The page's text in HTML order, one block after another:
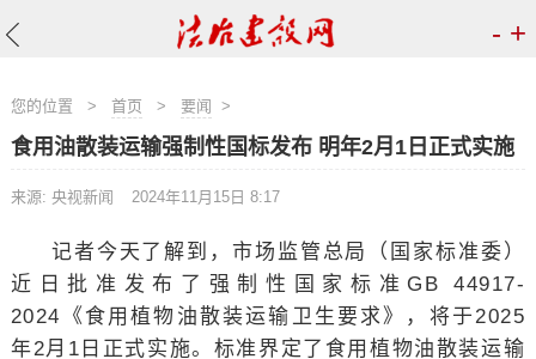
- +
您的位置 > 首页 > 要闻 >
食用油散装运输强制性国标发布 明年2月1日正式实施
来源: 央视新闻 2024年11月15日 8:17
记者今天了解到，市场监管总局（国家标准委）
近日批准发布了强制性国家标准GB 44917-
2024《食用植物油散装运输卫生要求》，将于2025
年2月1日正式实施。标准界定了食用植物油散装运输